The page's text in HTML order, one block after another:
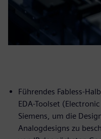
Führendes Fabless-
EDA-Toolset
Siemens, um die
Analogdesigns zu